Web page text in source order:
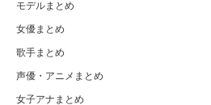
モデルまとめ
女優まとめ
歌手まとめ
声優・アニメまとめ
女子アナまとめ